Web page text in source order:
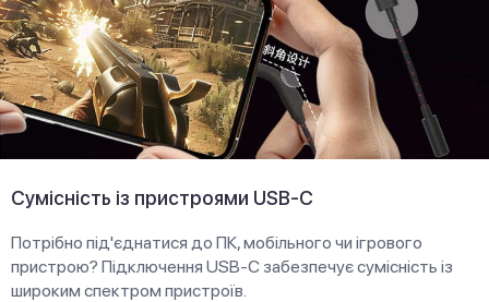
Сумісність із пристроями USB-C
Потрібно під'єднатися до ПК, мобільного чи ігрового
пристрою? Підключення USB-C забезпечує сумісність із
широким спектром пристроїв.